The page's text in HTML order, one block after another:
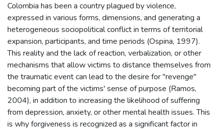
Colombia has been a country plagued by violence,
expressed in various forms, dimensions, and generating a
heterogeneous sociopolitical conflict in terms of territorial
expansion, participants, and time periods (Ospina, 1997).
This reality and the lack of reaction, verbalization, or other
mechanisms that allow victims to distance themselves from
the traumatic event can lead to the desire for "revenge"
becoming part of the victims' sense of purpose (Ramos,
2004), in addition to increasing the likelihood of suffering
from depression, anxiety, or other mental health issues. This
is why forgiveness is recognized as a significant factor in